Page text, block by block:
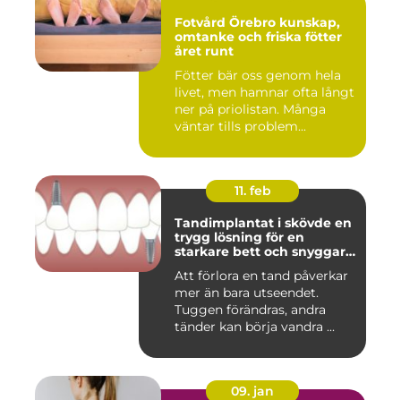
Fotvård Örebro kunskap,
omtanke och friska fötter
året runt
Fötter bär oss genom hela
livet, men hamnar ofta långt
ner på priolistan. Många
väntar tills problem...
11. feb
Tandimplantat i skövde en
trygg lösning för en
starkare bett och snyggare
Att förlora en tand påverkar
mer än bara utseendet.
Tuggen förändras, andra
tänder kan börja vandra ...
09. jan